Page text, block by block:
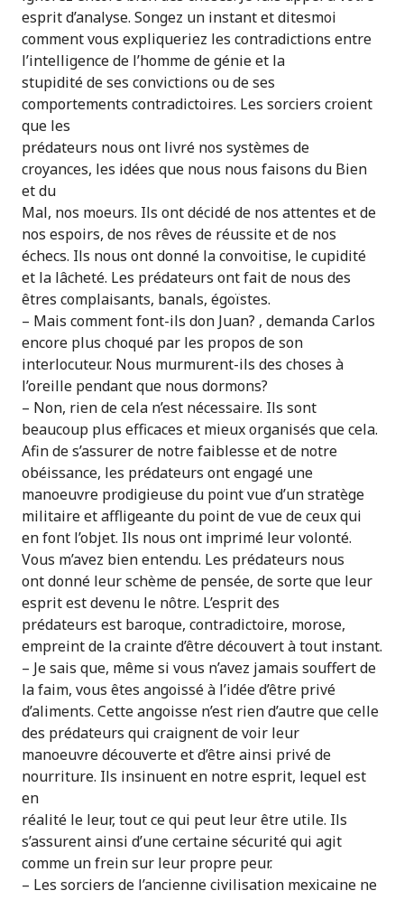
esprit d’analyse. Songez un instant et ditesmoi
comment vous expliqueriez les contradictions entre
l’intelligence de l’homme de génie et la
stupidité de ses convictions ou de ses
comportements contradictoires. Les sorciers croient
que les
prédateurs nous ont livré nos systèmes de
croyances, les idées que nous nous faisons du Bien
et du
Mal, nos moeurs. Ils ont décidé de nos attentes et de
nos espoirs, de nos rêves de réussite et de nos
échecs. Ils nous ont donné la convoitise, le cupidité
et la lâcheté. Les prédateurs ont fait de nous des
êtres complaisants, banals, égoïstes.
– Mais comment font-ils don Juan? , demanda Carlos
encore plus choqué par les propos de son
interlocuteur. Nous murmurent-ils des choses à
l’oreille pendant que nous dormons?
– Non, rien de cela n’est nécessaire. Ils sont
beaucoup plus efficaces et mieux organisés que cela.
Afin de s’assurer de notre faiblesse et de notre
obéissance, les prédateurs ont engagé une
manoeuvre prodigieuse du point vue d’un stratège
militaire et affligeante du point de vue de ceux qui
en font l’objet. Ils nous ont imprimé leur volonté.
Vous m’avez bien entendu. Les prédateurs nous
ont donné leur schème de pensée, de sorte que leur
esprit est devenu le nôtre. L’esprit des
prédateurs est baroque, contradictoire, morose,
empreint de la crainte d’être découvert à tout instant.
– Je sais que, même si vous n’avez jamais souffert de
la faim, vous êtes angoissé à l’idée d’être privé
d’aliments. Cette angoisse n’est rien d’autre que celle
des prédateurs qui craignent de voir leur
manoeuvre découverte et d’être ainsi privé de
nourriture. Ils insinuent en notre esprit, lequel est
en
réalité le leur, tout ce qui peut leur être utile. Ils
s’assurent ainsi d’une certaine sécurité qui agit
comme un frein sur leur propre peur.
– Les sorciers de l’ancienne civilisation mexicaine ne